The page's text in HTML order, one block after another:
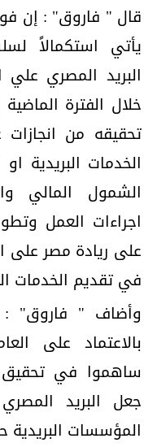
قال " فاروق" : إن
يأتي استكمالاً
البريد المصري
خلال الفترة
تحقيقه من
الخدمات البريدية
الشمول المالي
اجراءات العمل
على ريادة مصر على
في تقديم الخدمات
وأضاف " فاروق" :
بالاعتماد على
ساهموا في تحقيق
جعل البريد
المؤسسات البريدية